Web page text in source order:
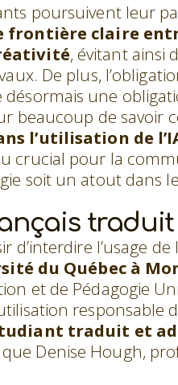
poursuivent leur
claire
, évitant ainsi
De plus,
une
beaucoup de savoir
l’utilisation de
crucial pour la
soit un atout dans
d’interdire l’usage
du Québec à
et de Pédagogie
responsable
traduit et
Denise Hough,